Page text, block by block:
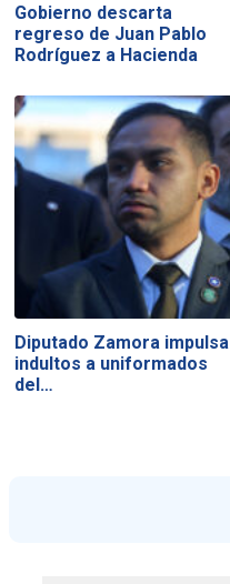
Gobierno descarta
regreso de Juan Pablo
Rodríguez a Hacienda
Diputado Zamora impulsa
indultos a uniformados
del…